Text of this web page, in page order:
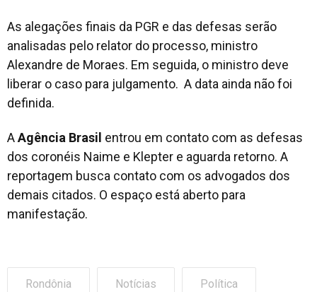
As alegações finais da PGR e das defesas serão
analisadas pelo relator do processo, ministro
Alexandre de Moraes. Em seguida, o ministro deve
liberar o caso para julgamento. A data ainda não foi
definida.
AAgência Brasil entrou em contato com as defesas
dos coronéis Naime e Klepter e aguarda retorno. A
reportagem busca contato com os advogados dos
demais citados. O espaço está aberto para
manifestação.
Rondônia Notícias Política